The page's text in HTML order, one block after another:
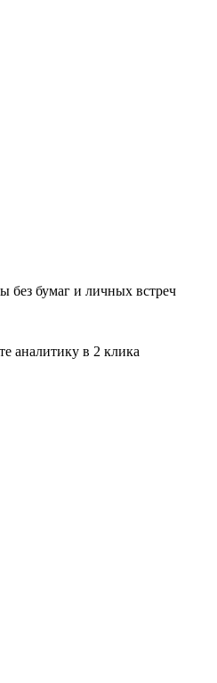
без бумаг и личных встреч
аналитику в 2 клика